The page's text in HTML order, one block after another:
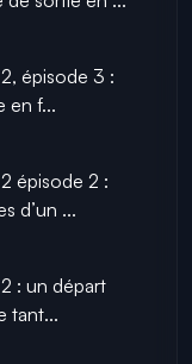
épisode 3 :
en f...
épisode 2 :
d’un ...
: un départ
tant...